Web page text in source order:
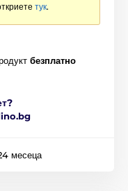
тук.
безплатно
месеца